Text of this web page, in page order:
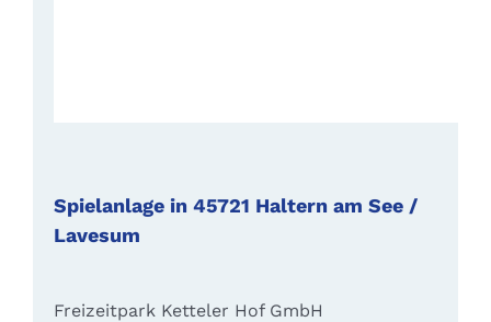
Spielanlage in 45721 Haltern am See /
Lavesum
Freizeitpark Ketteler Hof GmbH